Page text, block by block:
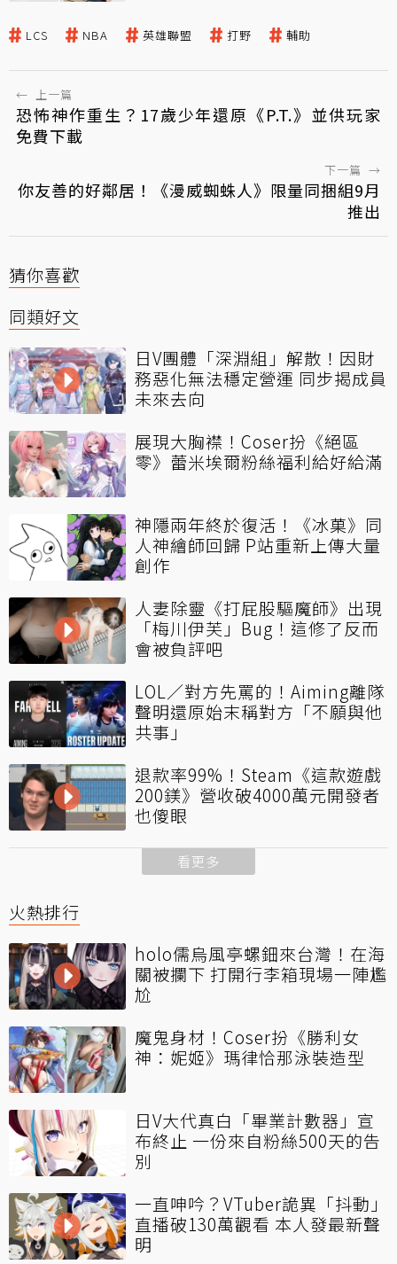
LCS NBA 英雄聯盟 打野 輔助
← 上一篇
恐怖神作重生？17歲少年還原《P.T.》並供玩家
免費下載
下一篇 →
你友善的好鄰居！《漫威蜘蛛人》限量同捆組9月
推出
猜你喜歡
同類好文
日V團體「深淵組」解散！因財
務惡化無法穩定營運 同步揭成員
未來去向
展現大胸襟！Coser扮《絕區
零》蕾米埃爾粉絲福利給好給滿
神隱兩年終於復活！《冰菓》同
人神繪師回歸 P站重新上傳大量
創作
人妻除靈《打屁股驅魔師》出現
「梅川伊芙」Bug！這修了反而
會被負評吧
LOL／對方先罵的！Aiming離隊
聲明還原始末稱對方「不願與他
共事」
退款率99%！Steam《這款遊戲
200鎂》營收破4000萬元開發者
也傻眼
看更多
火熱排行
holo儒烏風亭螺鈿來台灣！在海
關被攔下 打開行李箱現場一陣尷
尬
魔鬼身材！Coser扮《勝利女
神：妮姬》瑪律恰那泳裝造型
日V大代真白「畢業計數器」宣
布終止 一份來自粉絲500天的告
別
一直呻吟？VTuber詭異「抖動」
直播破130萬觀看 本人發最新聲
明